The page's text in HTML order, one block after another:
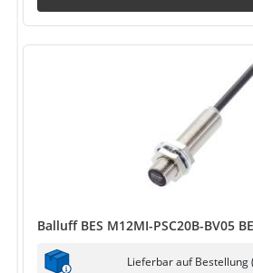
Balluff BES M12MI-PSC20B-BV05
Lieferbar auf Bestellung